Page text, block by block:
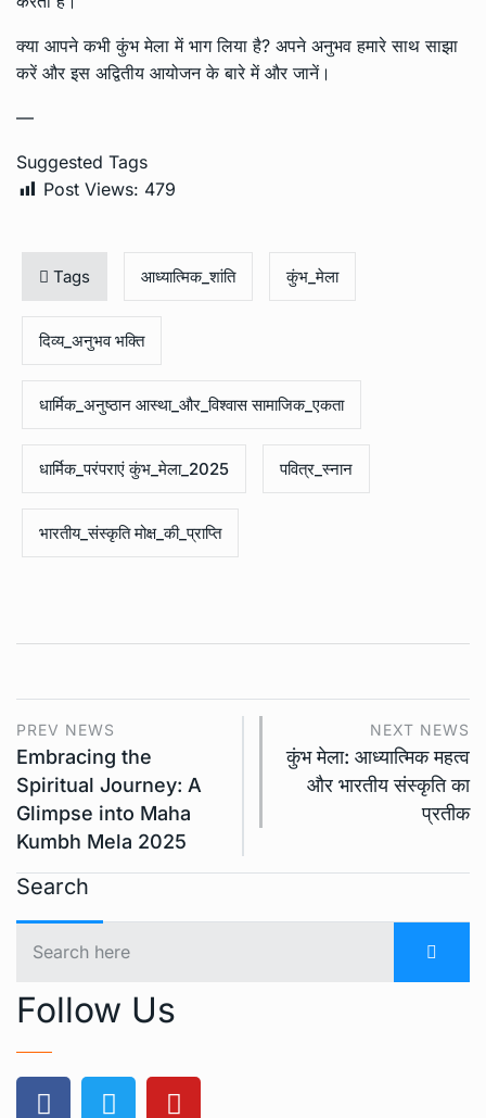
क्या आपने कभी कुंभ मेला में भाग लिया है? अपने अनुभव हमारे साथ साझा
करें और इस अद्वितीय आयोजन के बारे में और जानें।
—
Suggested Tags
Post Views: 479
Tags आध्यात्मिक_शांति कुंभ_मेला
दिव्य_अनुभव भक्ति
धार्मिक_अनुष्ठान आस्था_और_विश्वास सामाजिक_एकता
धार्मिक_परंपराएं कुंभ_मेला_2025 पवित्र_स्नान
भारतीय_संस्कृति मोक्ष_की_प्राप्ति
PREV NEWS
Embracing the
Spiritual Journey: A
Glimpse into Maha
Kumbh Mela 2025
NEXT NEWS
कुंभ मेला: आध्यात्मिक महत्व
और भारतीय संस्कृति का
प्रतीक
Search
Follow Us